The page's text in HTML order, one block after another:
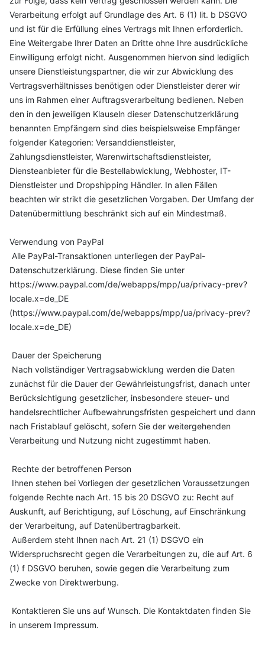
Verarbeitung erfolgt auf Grundlage des Art. 6 (1) lit. b DSGVO
und ist für die Erfüllung eines Vertrags mit Ihnen erforderlich.
Eine Weitergabe Ihrer Daten an Dritte ohne Ihre ausdrückliche
Einwilligung erfolgt nicht. Ausgenommen hiervon sind lediglich
unsere Dienstleistungspartner, die wir zur Abwicklung des
Vertragsverhältnisses benötigen oder Dienstleister derer wir
uns im Rahmen einer Auftragsverarbeitung bedienen. Neben
den in den jeweiligen Klauseln dieser Datenschutzerklärung
benannten Empfängern sind dies beispielsweise Empfänger
folgender Kategorien: Versanddienstleister,
Zahlungsdienstleister, Warenwirtschaftsdienstleister,
Diensteanbieter für die Bestellabwicklung, Webhoster, IT-
Dienstleister und Dropshipping Händler. In allen Fällen
beachten wir strikt die gesetzlichen Vorgaben. Der Umfang der
Datenübermittlung beschränkt sich auf ein Mindestmaß.
Verwendung von PayPal
Alle PayPal-Transaktionen unterliegen der PayPal-
Datenschutzerklärung. Diese finden Sie unter
https://www.paypal.com/de/webapps/mpp/ua/privacy-prev?
locale.x=de_DE
(https://www.paypal.com/de/webapps/mpp/ua/privacy-prev?
locale.x=de_DE)
Dauer der Speicherung
Nach vollständiger Vertragsabwicklung werden die Daten
zunächst für die Dauer der Gewährleistungsfrist, danach unter
Berücksichtigung gesetzlicher, insbesondere steuer- und
handelsrechtlicher Aufbewahrungsfristen gespeichert und dann
nach Fristablauf gelöscht, sofern Sie der weitergehenden
Verarbeitung und Nutzung nicht zugestimmt haben.
Rechte der betroffenen Person
Ihnen stehen bei Vorliegen der gesetzlichen Voraussetzungen
folgende Rechte nach Art. 15 bis 20 DSGVO zu: Recht auf
Auskunft, auf Berichtigung, auf Löschung, auf Einschränkung
der Verarbeitung, auf Datenübertragbarkeit.
Außerdem steht Ihnen nach Art. 21 (1) DSGVO ein
Widerspruchsrecht gegen die Verarbeitungen zu, die auf Art. 6
(1) f DSGVO beruhen, sowie gegen die Verarbeitung zum
Zwecke von Direktwerbung.
Kontaktieren Sie uns auf Wunsch. Die Kontaktdaten finden Sie
in unserem Impressum.